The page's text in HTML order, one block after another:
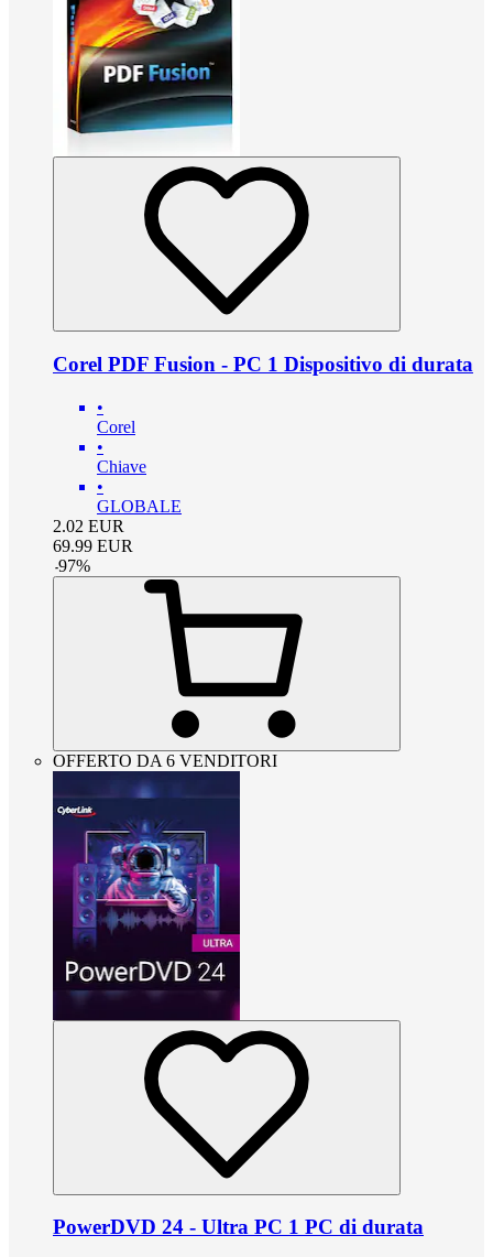
Corel PDF Fusion - PC 1 Dispositivo di durata
•
Corel
•
Chiave
•
GLOBALE
2.02 EUR
69.99 EUR
-97%
OFFERTO DA 6 VENDITORI
PowerDVD 24 - Ultra PC 1 PC di durata